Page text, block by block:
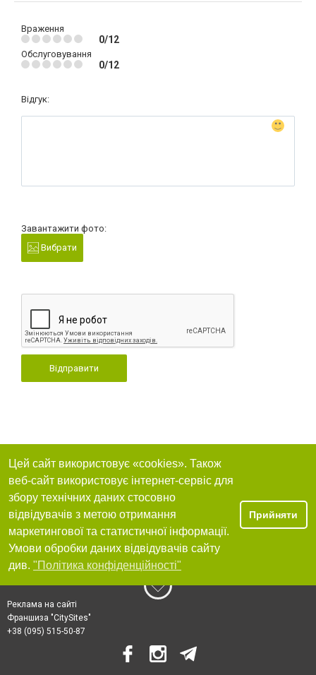
Враження
0/12
Обслуговування
0/12
Відгук:
Завантажити фото:
Вибрати
Відправити
Цей сайт використовує «cookies». Також
веб-сайт використовує інтернет-сервіс для
збору технічних даних стосовно
відвідувачів з метою отримання
маркетингової та статистичної інформації.
Умови обробки даних відвідувачів сайту
див. "Політика конфіденційності"
Прийняти
Реклама на сайті
Франшиза "CitySites"
+38 (095) 515-50-87